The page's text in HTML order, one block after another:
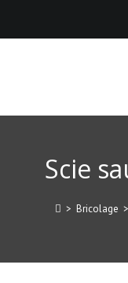
Scie
> Bricolage >